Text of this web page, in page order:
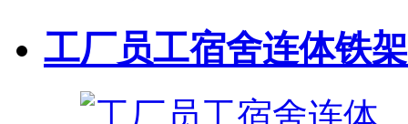
工厂员工宿舍连体铁